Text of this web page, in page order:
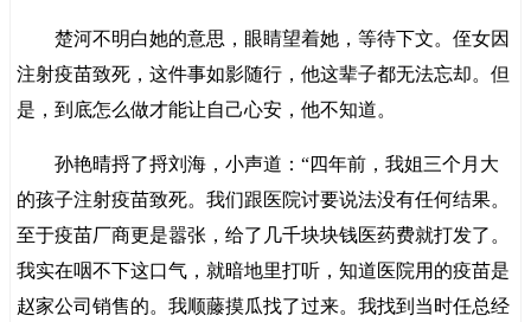
楚河不明白她的意思，眼睛望着她，等待下文。侄女因
注射疫苗致死，这件事如影随行，他这辈子都无法忘却。但
是，到底怎么做才能让自己心安，他不知道。
孙艳晴捋了捋刘海，小声道：“四年前，我姐三个月大
的孩子注射疫苗致死。我们跟医院讨要说法没有任何结果。
至于疫苗厂商更是嚣张，给了几千块块钱医药费就打发了。
我实在咽不下这口气，就暗地里打听，知道医院用的疫苗是
赵家公司销售的。我顺藤摸瓜找了过来。我找到当时任总经